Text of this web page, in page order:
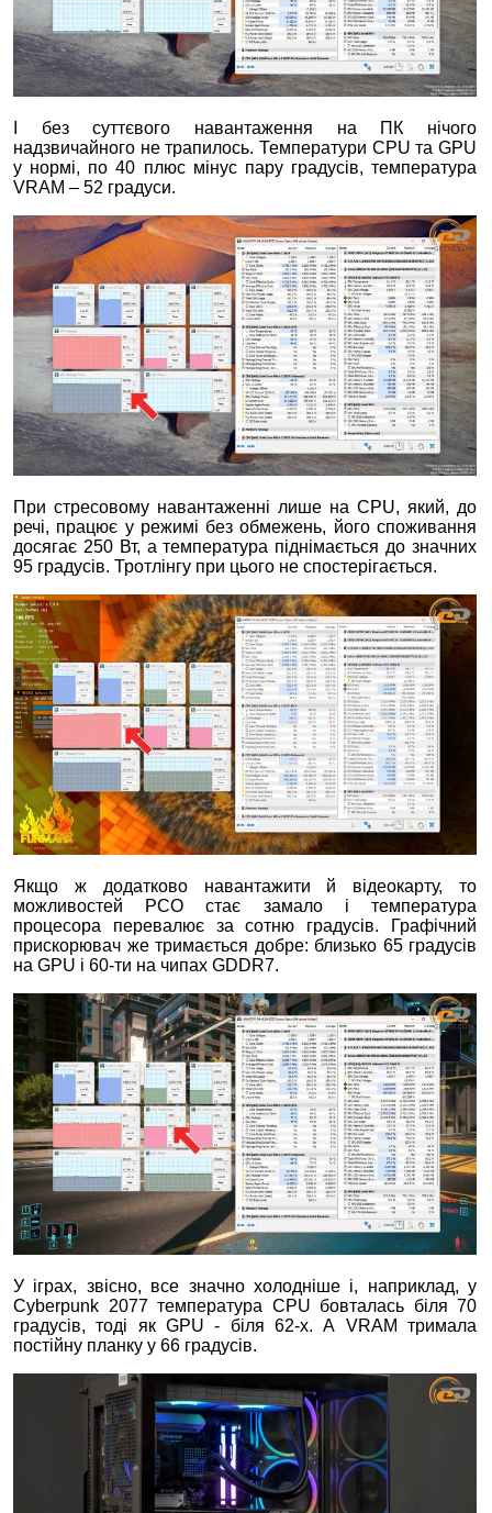
І без суттєвого навантаження на ПК нічого
надзвичайного не трапилось. Температури CPU та GPU
у нормі, по 40 плюс мінус пару градусів, температура
VRAM – 52 градуси.
При стресовому навантаженні лише на CPU, який, до
речі, працює у режимі без обмежень, його споживання
досягає 250 Вт, а температура піднімається до значних
95 градусів. Тротлінгу при цього не спостерігається.
Якщо ж додатково навантажити й відеокарту, то
можливостей РСО стає замало і температура
процесора перевалює за сотню градусів. Графічний
прискорювач же тримається добре: близько 65 градусів
на GPU і 60-ти на чипах GDDR7.
У іграх, звісно, все значно холодніше і, наприклад, у
Cyberpunk 2077 температура CPU бовталась біля 70
градусів, тоді як GPU - біля 62-х. А VRAM тримала
постійну планку у 66 градусів.